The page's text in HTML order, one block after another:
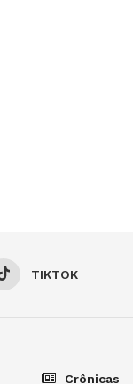
TIKTOK
Crônicas